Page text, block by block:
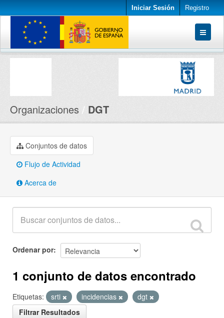
Iniciar Sesión Registro
Conjuntos de datos
Organizaciones DGT
Conjuntos de datos
Flujo de Actividad
Acerca de
Ordenar por
1 conjunto de datos encontrado
Etiquetas: srti incidencias
dgt
Filtrar Resultados